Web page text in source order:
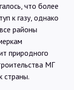
что более
к газу, однако
районы
природного
МГ
страны.